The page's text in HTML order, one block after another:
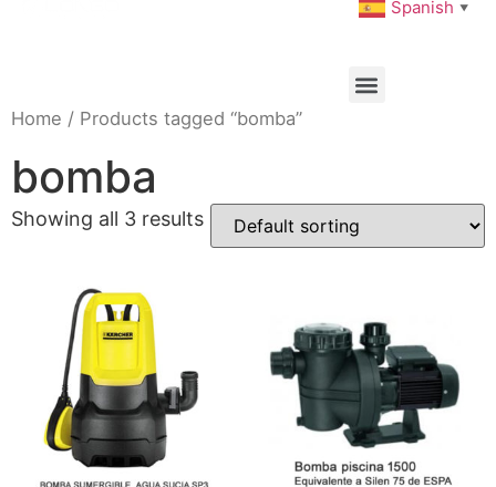
Spanish ▼
Home / Products tagged “bomba”
bomba
Showing all 3 results